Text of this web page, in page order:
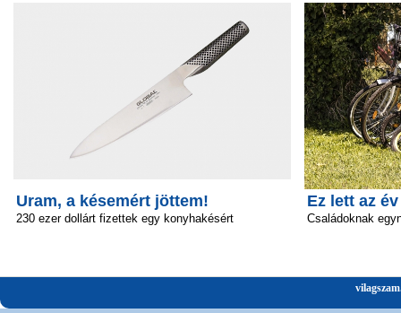
Uram, a késemért jöttem!
230 ezer dollárt fizettek egy konyhakésért
Ez lett az
Családoknak